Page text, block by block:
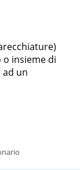
insieme di
un